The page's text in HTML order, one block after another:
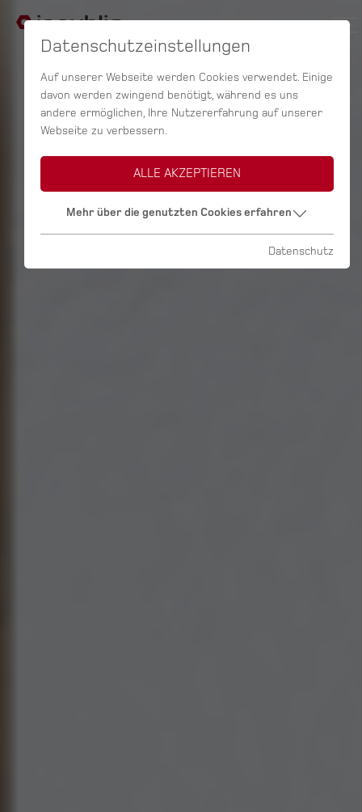
Datenschutzeinstellungen
Auf unserer Webseite werden Cookies verwendet. Einige
davon werden zwingend benötigt, während es uns
andere ermöglichen, Ihre Nutzererfahrung auf unserer
Webseite zu verbessern.
ALLE AKZEPTIEREN
Mehr über die genutzten Cookies erfahren
Datenschutz